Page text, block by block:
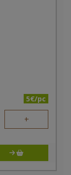
5€/pc
+